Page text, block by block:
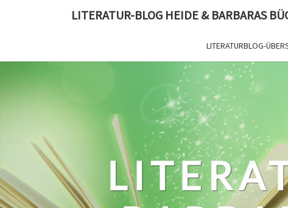
LITERATUR-BLOG HEIDE & BARBARAS
LITERATURBLOG-